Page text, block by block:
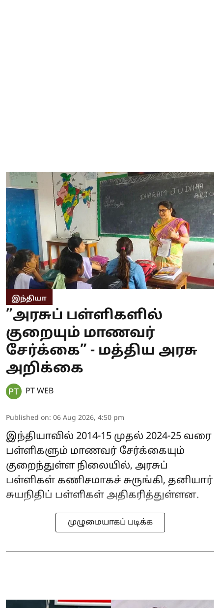
இந்தியா
”அரசுப் பள்ளிகளில்
குறையும் மாணவர்
சேர்க்கை” - மத்திய அரசு
அறிக்கை
PT WEB
Published on: 06 Aug 2026, 4:50 pm
இந்தியாவில் 2014-15 முதல் 2024-25 வரை
பள்ளிகளும் மாணவர் சேர்க்கையும்
குறைந்துள்ள நிலையில், அரசுப்
பள்ளிகள் கணிசமாகச் சுருங்கி, தனியார்
சுயநிதிப் பள்ளிகள் அதிகரித்துள்ளன.
முழுமையாகப் படிக்க